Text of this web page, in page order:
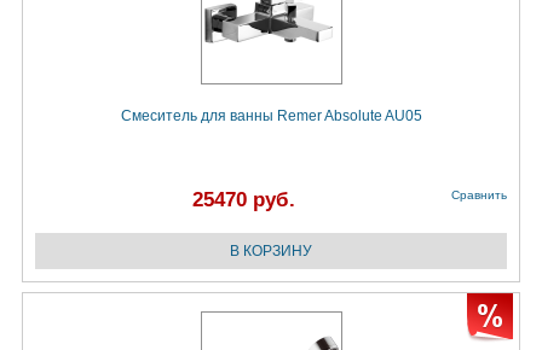
Смеситель для ванны Remer Absolute AU05
25470 руб. Сравнить